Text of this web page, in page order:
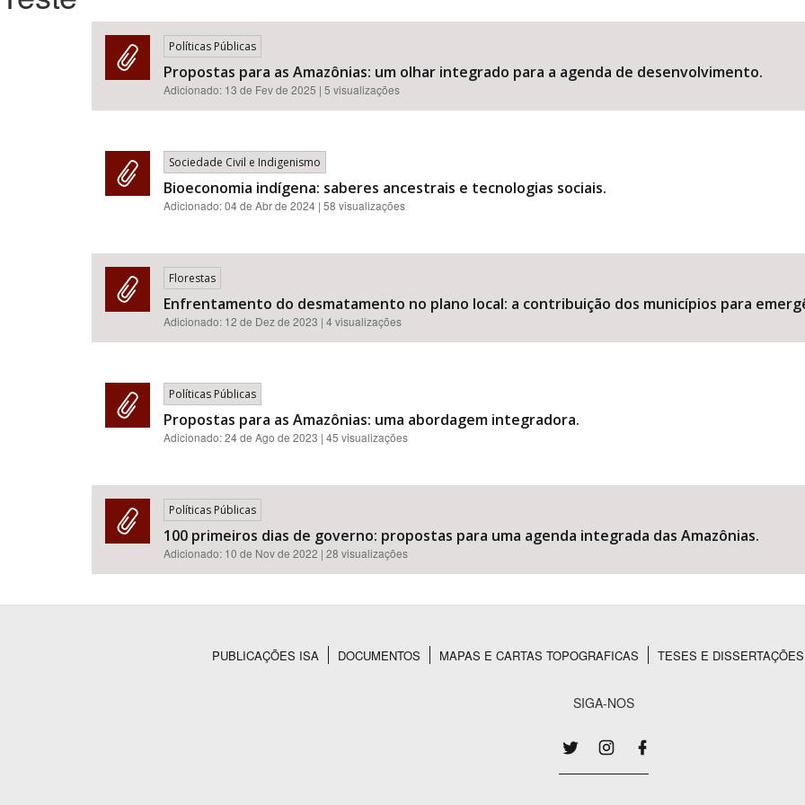
Área de Levantamento
Políticas Públicas
Propostas para as Amazônias: um olhar integrado para a agenda de desenvolvimento.
Adicionado: 13 de Fev de 2025 | 5 visualizações
Sociedade Civil e Indigenismo
Bioeconomia indígena: saberes ancestrais e tecnologias sociais.
Adicionado:04 de Abr de 2024 | 58 visualizações
Florestas
Enfrentamento do desmatamento no plano local: a contribuição dos municípios para
Adicionado: 12 de Dez de 2023 | 4 visualizações
Políticas Públicas
Propostas para as Amazônias: uma abordagem integradora.
Adicionado:24 de Ago de 2023 | 45 visualizações
Políticas Públicas
100 primeiros dias de governo: propostas para uma agenda integrada das Amazônias.
Adicionado: 10 de Nov de 2022 | 28 visualizações
PUBLICAÇÕES ISA DOCUMENTOS MAPAS E CARTAS TOPOGRAFICAS TESES E DISSERTAÇÕES
SIGA-NOS